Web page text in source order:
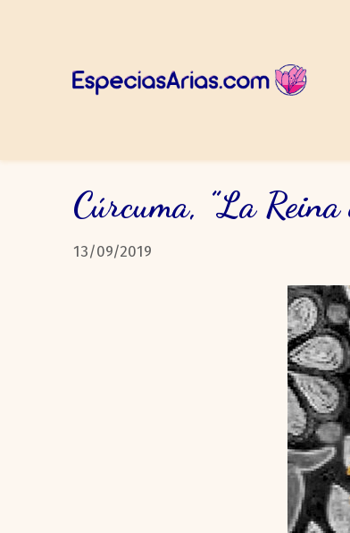
Cúrcuma, ”La Reina
13/09/2019